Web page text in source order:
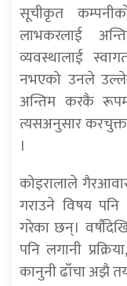
सूचीकृत
लाभकरलाई
व्यवस्थालाई
नभएको उनले
अन्तिम करकै
त्यसअनुसार
।
कोइरालाले
गराउने विषय
गरेका छन्।
पनि लगानी
कानुनी ढाँचा अझै